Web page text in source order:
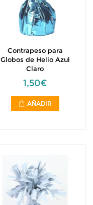
Contrapeso para
Globos de Helio Azul
Claro
1,50€
AÑADIR